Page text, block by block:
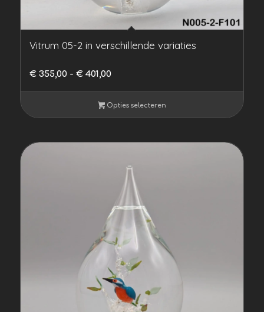
Vitrum 05-2 in verschillende variaties
€355,00 - €401,00Prijsklasse:
tot
Opties selecteren